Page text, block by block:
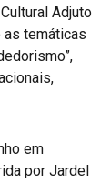
Adjuto
as temáticas
em
por Jardel